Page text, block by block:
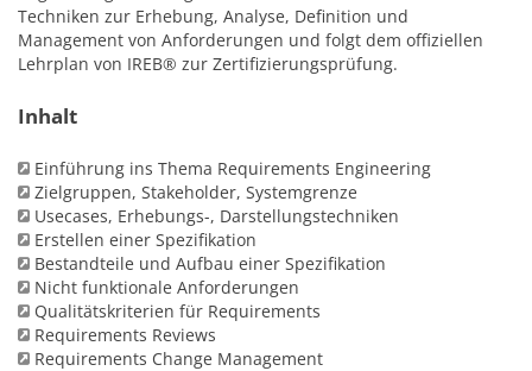
Techniken zur Erhebung, Analyse, Definition und
Management von Anforderungen und folgt dem offiziellen
Lehrplan von IREB® zur Zertifizierungsprüfung.
Inhalt
Einführung ins Thema Requirements Engineering
Zielgruppen, Stakeholder, Systemgrenze
Usecases, Erhebungs-, Darstellungstechniken
Erstellen einer Spezifikation
Bestandteile und Aufbau einer Spezifikation
Nicht funktionale Anforderungen
Qualitätskriterien für Requirements
Requirements Reviews
Requirements Change Management